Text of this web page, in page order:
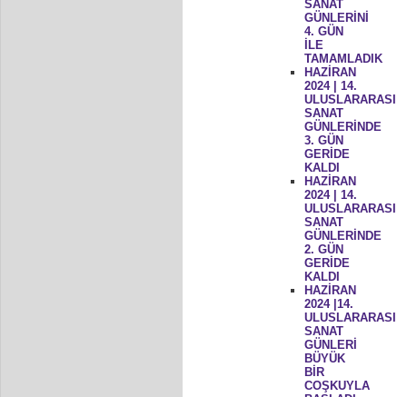
SANAT
GÜNLERİNİ
4. GÜN
İLE
TAMAMLADIK
HAZİRAN
2024 | 14.
ULUSLARARASI
SANAT
GÜNLERİNDE
3. GÜN
GERİDE
KALDI
HAZİRAN
2024 | 14.
ULUSLARARASI
SANAT
GÜNLERİNDE
2. GÜN
GERİDE
KALDI
HAZİRAN
2024 |14.
ULUSLARARASI
SANAT
GÜNLERİ
BÜYÜK
BİR
COŞKUYLA